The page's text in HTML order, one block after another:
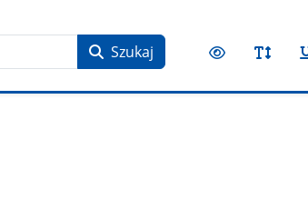
Szukaj